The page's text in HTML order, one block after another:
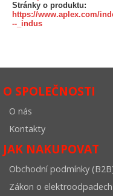
Stránky o produktu:
https://www.aplex.com/
--_indus
O SPOLEČNOSTI
O nás
Kontakty
JAK NAKUPOVAT
Obchodní podmínky
Zákon o elektroodpadech